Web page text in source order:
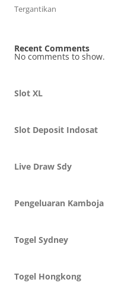
Tergantikan
Recent Comments
No comments to show.
Slot XL
Slot Deposit Indosat
Live Draw Sdy
Pengeluaran Kamboja
Togel Sydney
Togel Hongkong